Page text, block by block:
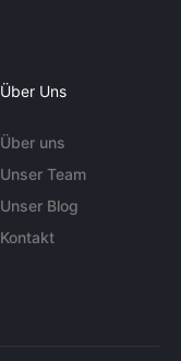
Über Uns
Über uns
Unser Team
Unser Blog
Kontakt